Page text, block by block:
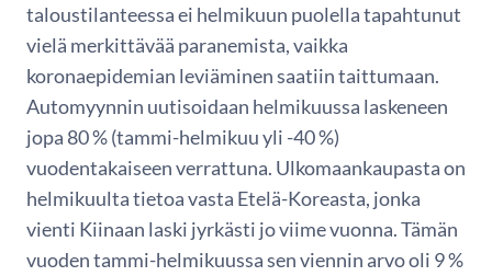
taloustilanteessa ei helmikuun puolella tapahtunut
vielä merkittävää paranemista, vaikka
koronaepidemian leviäminen saatiin taittumaan.
Automyynnin uutisoidaan helmikuussa laskeneen
jopa 80 % (tammi-helmikuu yli -40 %)
vuodentakaiseen verrattuna. Ulkomaankaupasta on
helmikuulta tietoa vasta Etelä-Koreasta, jonka
vienti Kiinaan laski jyrkästi jo viime vuonna. Tämän
vuoden tammi-helmikuussa sen viennin arvo oli 9 %